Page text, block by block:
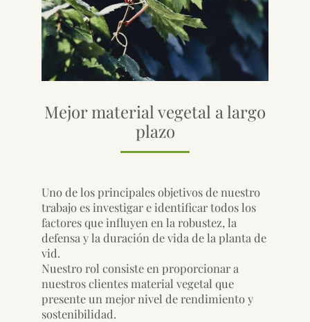
Mejor material vegetal a largo
plazo
Uno de los principales objetivos de nuestro
trabajo es investigar e identificar todos los
factores que influyen en la robustez, la
defensa y la duración de vida de la planta de
vid.
Nuestro rol consiste en proporcionar a
nuestros clientes material vegetal que
presente un mejor nivel de rendimiento y
sostenibilidad.